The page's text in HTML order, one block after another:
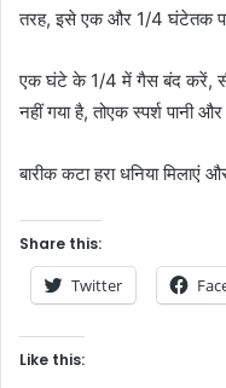
तरह,इसे एक और 1/4घंटेतक
एक घंटे के1/4में गैस बंद करें,
नहीं गया है,तोएक स्पर्श पानी और
बारीक कटा हरा धनिया मिलाएं
Share this:
Twitter
Like this: